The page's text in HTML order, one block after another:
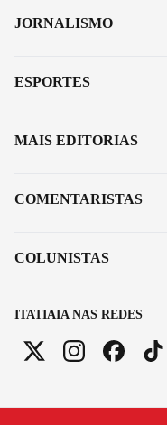
ITATIAIA NAS REDES
JORNALISMO
ESPORTES
MAIS EDITORIAS
COMENTARISTAS
COLUNISTAS